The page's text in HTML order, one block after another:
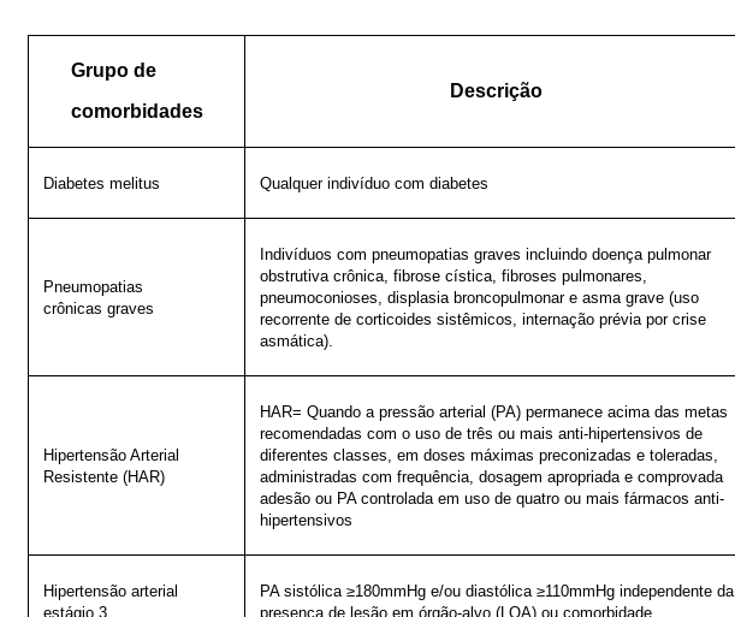
Grupo de
comorbidades
Descrição
Diabetes melitus Qualquer indivíduo com diabetes
Pneumopatias
crônicas graves
Indivíduos com pneumopatias graves incluindo doença pulmonar
obstrutiva crônica, fibrose cística, fibroses pulmonares,
pneumoconioses, displasia broncopulmonar e asma grave (uso
recorrente de corticoides sistêmicos, internação prévia por crise
asmática).
Hipertensão Arterial
Resistente (HAR)
HAR= Quando a pressão arterial (PA) permanece acima das metas
recomendadas com o uso de três ou mais anti-hipertensivos de
diferentes classes, em doses máximas preconizadas e toleradas,
administradas com frequência, dosagem apropriada e comprovada
adesão ou PA controlada em uso de quatro ou mais fármacos anti-
hipertensivos
Hipertensão arterial
estágio 3
PA sistólica ≥180mmHg e/ou diastólica ≥110mmHg independente da
presença de lesão em órgão-alvo (LOA) ou comorbidade